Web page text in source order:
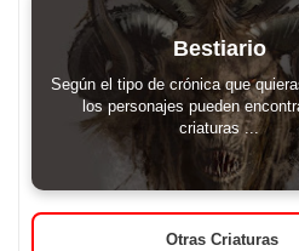
Bestiario
Según el tipo de crónica que
los personajes pueden
criaturas ...
Otras Criaturas